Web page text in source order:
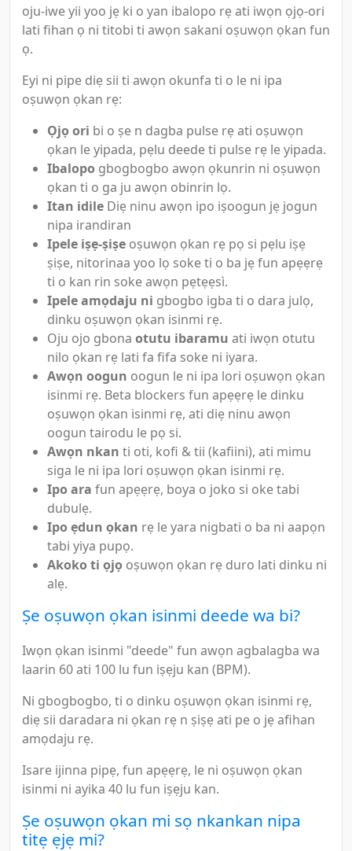
oju-iwe yii yoo jẹ ki o yan ibalopo rẹ ati iwọn ọjọ-ori
lati fihan ọ ni titobi ti awọn sakani oṣuwọn ọkan fun
ọ.
Eyi ni pipe diẹ sii ti awọn okunfa ti o le ni ipa
oṣuwọn ọkan rẹ:
Ọjọ ori bi o ṣe n dagba pulse rẹ ati oṣuwọn
ọkan le yipada, pẹlu deede ti pulse rẹ le yipada.
Ibalopo gbogbogbo awọn ọkunrin ni oṣuwọn
ọkan ti o ga ju awọn obinrin lọ.
Itan idile Diẹ ninu awọn ipo iṣoogun jẹ jogun
nipa irandiran
Ipele iṣẹ-ṣiṣe oṣuwọn ọkan rẹ pọ si pẹlu iṣẹ
ṣiṣe, nitorinaa yoo lọ soke ti o ba jẹ fun apẹẹrẹ
ti o kan rin soke awọn pẹtẹẹsì.
Ipele amọdaju ni gbogbo igba ti o dara julọ,
dinku oṣuwọn ọkan isinmi rẹ.
Oju ojo gbona otutu ibaramu ati iwọn otutu
nilo ọkan rẹ lati fa fifa soke ni iyara.
Awọn oogun oogun le ni ipa lori oṣuwọn ọkan
isinmi rẹ. Beta blockers fun apẹẹrẹ le dinku
oṣuwọn ọkan isinmi rẹ, ati diẹ ninu awọn
oogun tairodu le pọ si.
Awọn nkan ti oti, kofi & tii (kafiini), ati mimu
siga le ni ipa lori oṣuwọn ọkan isinmi rẹ.
Ipo ara fun apẹẹrẹ, boya o joko si oke tabi
dubulẹ.
Ipo ẹdun ọkan rẹ le yara nigbati o ba ni aapọn
tabi yiya pupọ.
Akoko ti ọjọ oṣuwọn ọkan rẹ duro lati dinku ni
alẹ.
Ṣe oṣuwọn ọkan isinmi deede wa bi?
Iwọn ọkan isinmi "deede" fun awọn agbalagba wa
laarin 60 ati 100 lu fun iṣẹju kan (BPM).
Ni gbogbogbo, ti o dinku oṣuwọn ọkan isinmi rẹ,
diẹ sii daradara ni ọkan rẹ n ṣiṣẹ ati pe o jẹ afihan
amọdaju rẹ.
Isare ijinna pipẹ, fun apẹẹrẹ, le ni oṣuwọn ọkan
isinmi ni ayika 40 lu fun iṣẹju kan.
Ṣe oṣuwọn ọkan mi sọ nkankan nipa
titẹ ẹjẹ mi?